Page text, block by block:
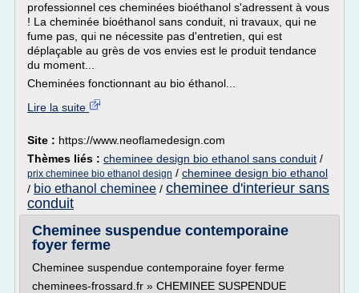
professionnel ces cheminées bioéthanol s'adressent à vous
! La cheminée bioéthanol sans conduit, ni travaux, qui ne
fume pas, qui ne nécessite pas d'entretien, qui est
déplaçable au grès de vos envies est le produit tendance
du moment...
Cheminées fonctionnant au bio éthanol...
Lire la suite
Site : https://www.neoflamedesign.com
Thèmes liés : cheminee design bio ethanol sans conduit /
prix cheminee bio ethanol design / cheminee design bio ethanol
/ bio ethanol cheminee / cheminee d'interieur sans
conduit
Cheminee suspendue contemporaine
foyer ferme
Cheminee suspendue contemporaine foyer ferme
cheminees-frossard.fr » CHEMINEE SUSPENDUE